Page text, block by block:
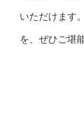
いただけます。
を、ぜひご堪